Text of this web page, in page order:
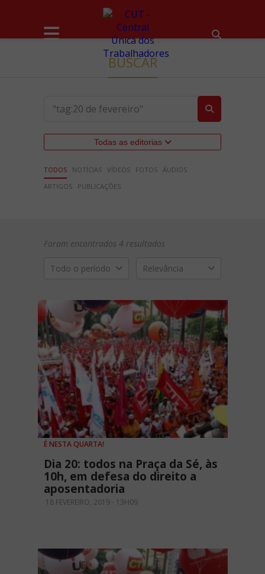
BUSCAR
Todas as editorias
TODOS NOTÍCIAS VÍDEOS FOTOS ÁUDIOS
ARTIGOS
PUBLICAÇÕES
Foram encontrados 4 resultados
Todo o período Relevância
É NESTA QUARTA!
Dia 20: todos na Praça da Sé, às
10h, em defesa do direito a
aposentadoria
18 FEVEREIRO, 2019 - 13H09